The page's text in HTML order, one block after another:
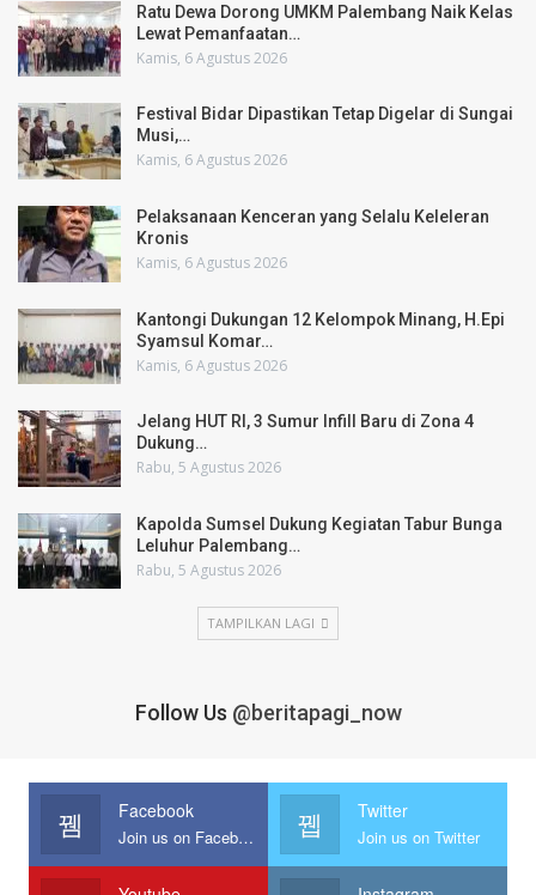
Ratu Dewa Dorong UMKM Palembang Naik Kelas
Lewat Pemanfaatan…
Kamis, 6 Agustus 2026
Festival Bidar Dipastikan Tetap Digelar di Sungai
Musi,…
Kamis, 6 Agustus 2026
Pelaksanaan Kenceran yang Selalu Keleleran
Kronis
Kamis, 6 Agustus 2026
Kantongi Dukungan 12 Kelompok Minang, H.Epi
Syamsul Komar…
Kamis, 6 Agustus 2026
Jelang HUT RI, 3 Sumur Infill Baru di Zona 4
Dukung…
Rabu, 5 Agustus 2026
Kapolda Sumsel Dukung Kegiatan Tabur Bunga
Leluhur Palembang…
Rabu, 5 Agustus 2026
TAMPILKAN LAGI
Follow Us @beritapagi_now
Facebook
Join us on Facebook
Twitter
Join us on Twitter